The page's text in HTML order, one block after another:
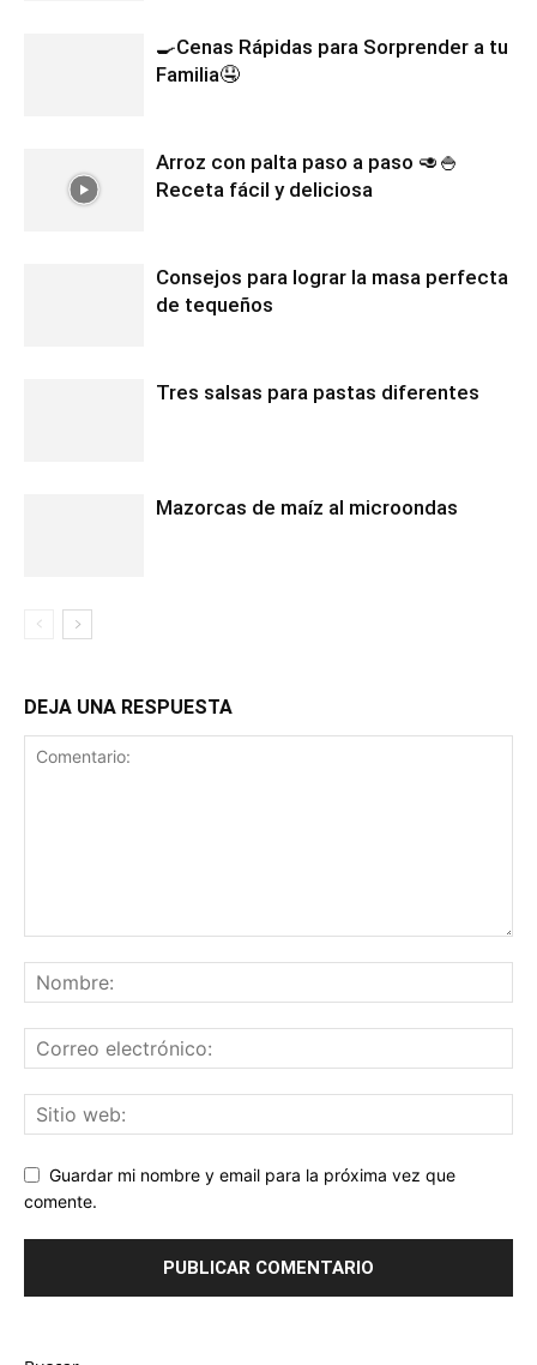
🍳Cenas Rápidas para Sorprender a tu
Familia🤤
Arroz con palta paso a paso 🥑🍚
Receta fácil y deliciosa
Consejos para lograr la masa perfecta
de tequeños
Tres salsas para pastas diferentes
Mazorcas de maíz al microondas
DEJA UNA RESPUESTA
Guardar mi nombre y email para la próxima vez que
comente.